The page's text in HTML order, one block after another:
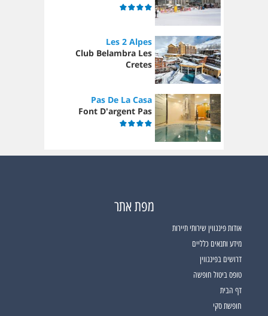
Les 2 Alpes
Club Belambra Les
Cretes
Pas De La Casa
Font D'argent Pas
מפת אתר
אודות פינגווין שירותי תיירות
מידע ותנאים כלליים
דרושים בפינגווין
טופס ביטול חופשה
דף הבית
חופשת סקי